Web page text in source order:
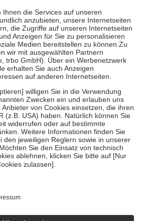
sind jedoch nie mehr als die tatsächlichen
auch für Online-Apotheken.
Krankenpflege beträgt die
Kosten sowie zehn Euro je
für ihre eigene Gesundheit zu
Stellung der Familie zu unterstützen,
an bei:
bis zum vollendeten 18. Lebensjahr
und Früherkennung, die von der
dass es sich um echte Bewertungen
hc/de/articles/4419944605341